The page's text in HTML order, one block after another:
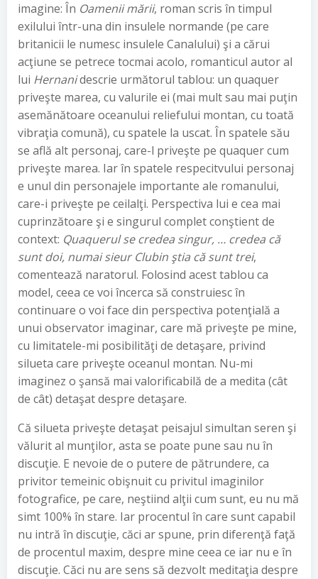
imagine: În Oamenii mării, roman scris în timpul
exilului într-una din insulele normande (pe care
britanicii le numesc insulele Canalului) şi a cărui
acţiune se petrece tocmai acolo, romanticul autor al
lui Hernanidescrie următorul tablou: un quaquer
priveşte marea, cu valurile ei (mai mult sau mai puţin
asemănătoare oceanului reliefului montan, cu toată
vibraţia comună), cu spatele la uscat. În spatele său
se află alt personaj, care-l priveşte pe quaquer cum
priveşte marea. Iar în spatele respecitvului personaj
e unul din personajele importante ale romanului,
care-i priveşte pe ceilalţi. Perspectiva lui e cea mai
cuprinzătoare şi e singurul complet conştient de
context: Quaquerul se credea singur, … credea că
sunt doi, numai sieur Clubin ştia că sunt trei,
comentează naratorul. Folosind acest tablou ca
model, ceea ce voi încerca să construiesc în
continuare o voi face din perspectiva potenţială a
unui observator imaginar, care mă priveşte pe mine,
cu limitatele-mi posibilităţi de detaşare, privind
silueta care priveşte oceanul montan. Nu-mi
imaginez o şansă mai valorificabilă de a medita (cât
de cât) detaşat despre detaşare.
Că silueta priveşte detaşat peisajul simultan seren şi
vălurit al munţilor, asta se poate pune sau nu în
discuţie. E nevoie de o putere de pătrundere, ca
privitor temeinic obişnuit cu privitul imaginilor
fotografice, pe care, neştiind alţii cum sunt, eu nu mă
simt 100% în stare. Iar procentul în care sunt capabil
nu intră în discuţie, căci ar spune, prin diferenţă faţă
de procentul maxim, despre mine ceea ce iar nu e în
discuţie. Căci nu are sens să dezvolt meditaţia despre